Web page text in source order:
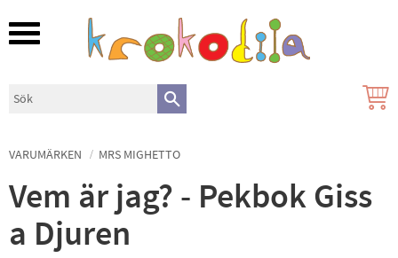
Meny
VARUMÄRKEN MRS MIGHETTO
Vem är jag? - Pekbok Giss
a Djuren